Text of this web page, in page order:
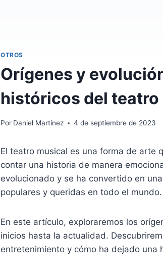
OTROS
Orígenes y
históricos del teatro
Por Daniel Martínez 4 de septiembre de 2023
El teatro musical es una forma de arte
contar una historia de manera
evolucionado y se ha convertido en
populares y queridas en todo el mundo.
En este artículo, exploraremos los
inicios hasta la actualidad.
entretenimiento y cómo ha dejado una